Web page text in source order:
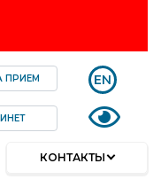
ПРИЕМ EN
КОНТАКТЫ